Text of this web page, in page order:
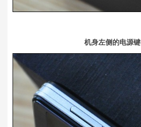
机身左侧的电源键